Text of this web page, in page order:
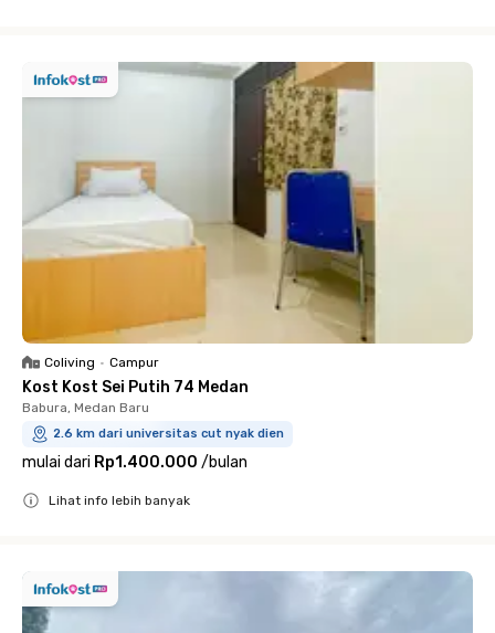
Coliving • Campur
Kost Kost Sei Putih 74 Medan
Babura, Medan Baru
2.6 km dari universitas cut nyak dien
mulai dari Rp1.400.000 /bulan
Lihat info lebih banyak